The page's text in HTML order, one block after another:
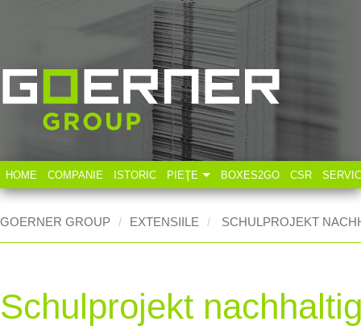
HOME COMPANIE ISTORIC PIEŢE
Industria alimentară
BOXES2GO CSR
GOERNER GROUP EXTENSIILE SCHULPROJEKT
Schulprojekt